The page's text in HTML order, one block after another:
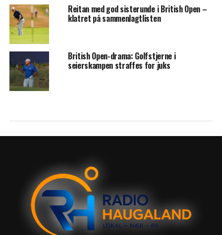
Reitan med god sisterunde i British Open –
klatret på sammenlagtlisten
British Open-drama: Golfstjerne i
seierskampen straffes for juks